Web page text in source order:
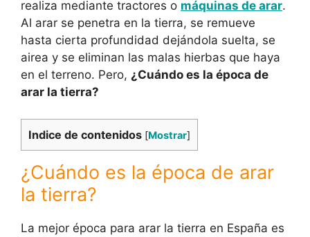
realiza mediante tractores o máquinas de arar.
Al arar se penetra en la tierra, se remueve
hasta cierta profundidad dejándola suelta, se
airea y se eliminan las malas hierbas que haya
en el terreno. Pero, ¿Cuándo es la época de
arar la tierra?
Indice de contenidos [Mostrar]
¿Cuándo es la época de arar
la tierra?
La mejor época para arar la tierra en España es